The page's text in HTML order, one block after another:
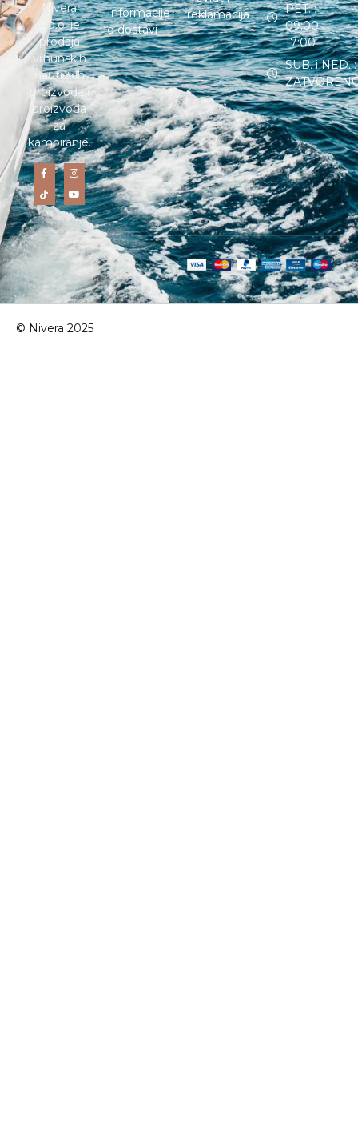
Nivera
d.o.o. je
prodaja
vrhunskih
nautičkih
proizvoda i
proizvoda
za
kampiranje.
Informacije
o dostavi
reklamacija
PET. :
09:00 –
17:00
SUB. i NED. :
© Nivera 2025